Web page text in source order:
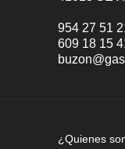
954 27 51
609 18 15
¿Quienes